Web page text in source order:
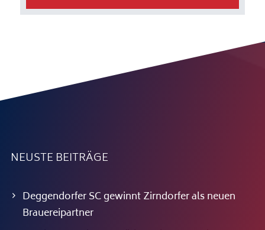
NEUSTE BEITRÄGE
Deggendorfer SC gewinnt Zirndorfer als neuen
Brauereipartner